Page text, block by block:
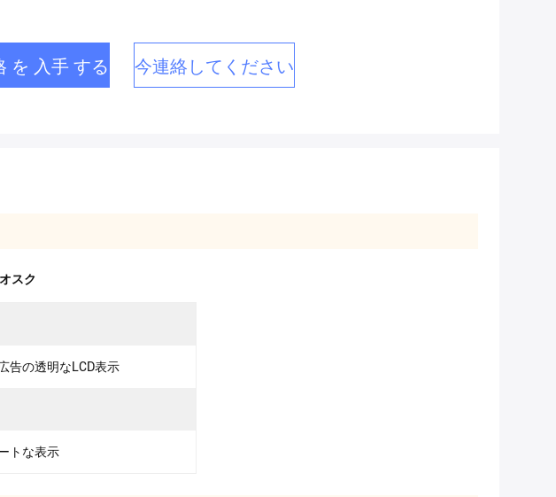
を 入手 する 今連絡してください
スク
告の透明なLCD表示
トな表示